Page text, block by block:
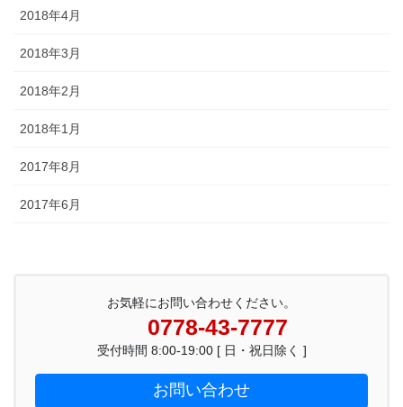
2018年4月
2018年3月
2018年2月
2018年1月
2017年8月
2017年6月
お気軽にお問い合わせください。
0778-43-7777
受付時間 8:00-19:00 [ 日・祝日除く ]
お問い合わせ